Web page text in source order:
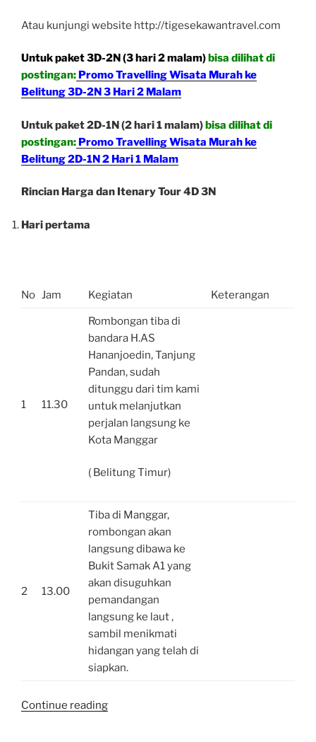
Atau kunjungi website http://tigesekawantravel.com
Untuk paket 3D-2N (3 hari 2 malam)bisa dilihat di
postingan: Promo Travelling Wisata Murah ke
Belitung 3D-2N 3 Hari 2 Malam
Untuk paket 2D-1N (2 hari 1 malam)bisa dilihat di
postingan: Promo Travelling Wisata Murah ke
Belitung 2D-1N 2 Hari 1 Malam
Rincian Harga dan Itenary Tour 4D 3N
Hari pertama
No Jam Kegiatan Keterangan
1 11.30
Rombongan tiba di
bandara H.AS
Hananjoedin, Tanjung
Pandan, sudah
ditunggu dari tim kami
untuk melanjutkan
perjalan langsung ke
Kota Manggar
( Belitung Timur)
2 13.00
Tiba di Manggar,
rombongan akan
langsung dibawa ke
Bukit Samak A1 yang
akan disuguhkan
pemandangan
langsung ke laut ,
sambil menikmati
hidangan yang telah di
siapkan.
Continue reading“Promo